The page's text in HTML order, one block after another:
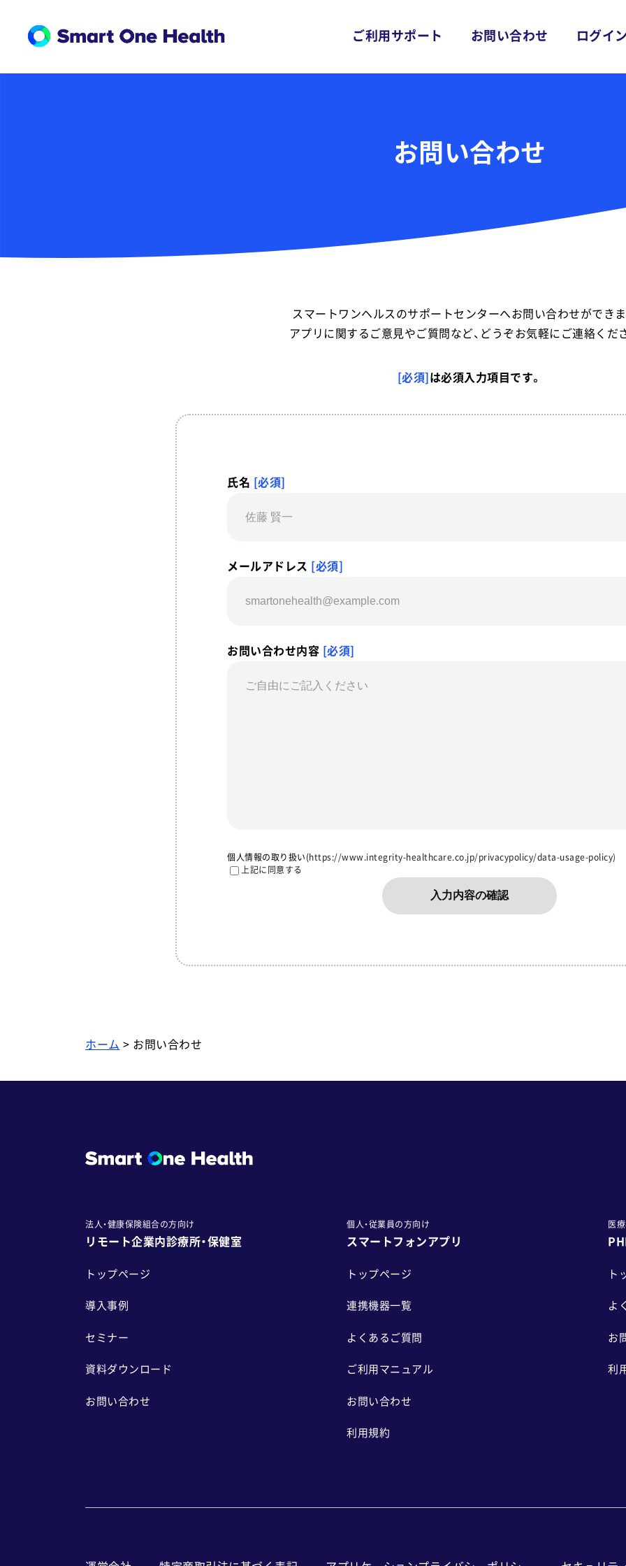
ご利用サポート お問い合わせ ログイン
お問い合わせ
スマートワンヘルスのサポートセンターへお問い合わせができま
アプリに関するご意見やご質問など、どうぞお気軽にご連絡くださ
[必須] は必須入力項目です。
氏名 [必須]
メールアドレス [必須]
お問い合わせ内容 [必須]
個人情報の取り扱い(https://www.integrity-healthcare.co.jp/privacypolicy/data-usage-policy)
上記に同意する
ホーム > お問い合わせ
法人・健康保険組合の方向け
リモート企業内診療所・保健室
トップページ
導入事例
セミナー
資料ダウンロード
お問い合わせ
個人・従業員の方向け
スマートフォンアプリ
トップページ
連携機器一覧
よくあるご質問
ご利用マニュアル
お問い合わせ
利用規約
医
ト
よ
お
利